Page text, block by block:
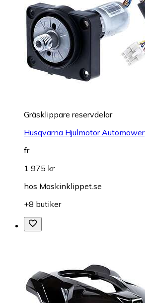
Gräsklippare reservdelar
Husqvarna Hjulmotor Automower
fr.
1 975 kr
hos Maskinklippet.se
+8 butiker